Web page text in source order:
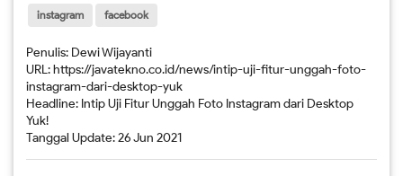
instagram facebook
Penulis: Dewi Wijayanti
URL:https://javatekno.co.id/news/intip-uji-fitur-unggah-foto-
instagram-dari-desktop-yuk
Headline: Intip Uji Fitur Unggah Foto Instagram dari Desktop
Yuk!
Tanggal Update:26 Jun 2021